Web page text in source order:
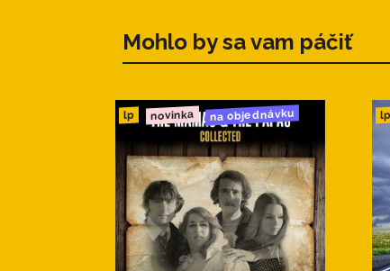
Mohlo by sa vam páčiť
lp novinka na objednávku lp